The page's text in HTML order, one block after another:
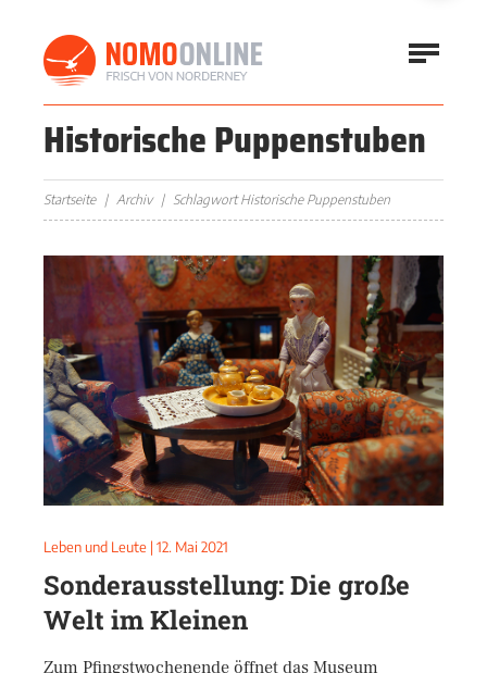
Historische Puppenstuben
Startseite Archiv Schlagwort Historische Puppenstuben
Leben und Leute | 12. Mai 2021
Sonderausstellung: Die große
Welt im Kleinen
Zum Pfingstwochenende öffnet das Museum